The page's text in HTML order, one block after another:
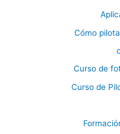
Cómo
Curso de
Curso de